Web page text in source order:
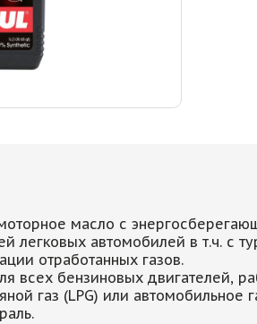
масло с
легковых автомобилей в т.ч.
отработанных газов.
всех бензиновых двигателей,
газ (LPG) или автомобильное